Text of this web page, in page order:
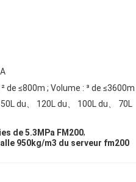
de ≤800m ; Volume : ³ de ≤3600m
du、 120L du、 100L du、 70L
de 5.3MPa FM200,
950kg/m3 du serveur fm200